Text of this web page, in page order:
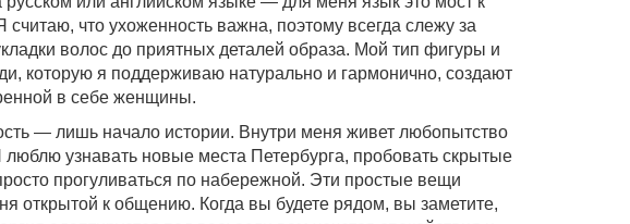
считаю, что ухоженность важна, поэтому всегда слежу за
волос до приятных деталей образа. Мой тип фигуры и
которую я поддерживаю натурально и гармонично, создают
в себе женщины.
— лишь начало истории. Внутри меня живет любопытство
узнавать новые места Петербурга, пробовать скрытые
прогуливаться по набережной. Эти простые вещи
открытой к общению. Когда вы будете рядом, вы заметите,